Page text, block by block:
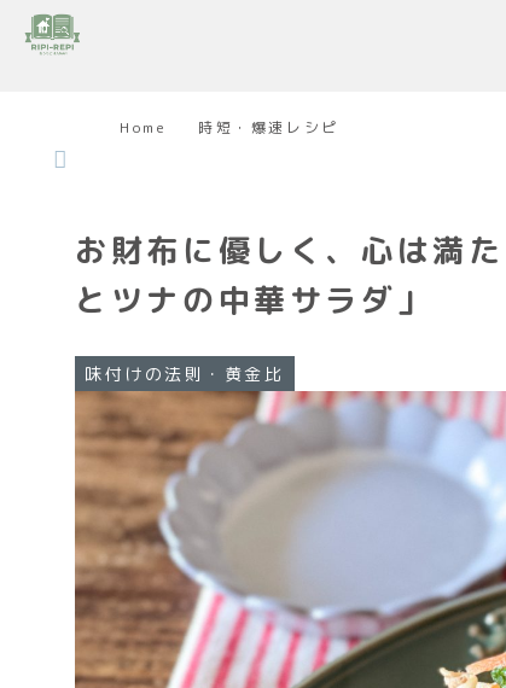
Home 時短・爆速レシピ
お財布に優しく、心は満
とツナの中華サラダ」
味付けの法則・黄金比